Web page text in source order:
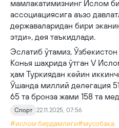
мамлакатимизнинг Ислом
ассоциациясига аъзо
державаларидан бири
этди», дея таъкидлади.
Эслатиб ўтамиз,
Конья шаҳрида ўтган V
ҳам Туркиядан кейин
Ўшанда миллий делегация
65 та бронза жами 158 та
Спорт 22.11.2025, 07:56
#ислом бирдамлиги#мусобақа